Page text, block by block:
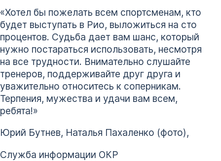
«Хотел бы пожелать всем спортсменам, кто
будет выступать в Рио, выложиться на сто
процентов. Судьба дает вам шанс, который
нужно постараться использовать, несмотря
на все трудности. Внимательно слушайте
тренеров, поддерживайте друг друга и
уважительно относитесь к соперникам.
Терпения, мужества и удачи вам всем,
ребята!»
Юрий Бутнев, Наталья Пахаленко (фото),
Служба информации ОКР